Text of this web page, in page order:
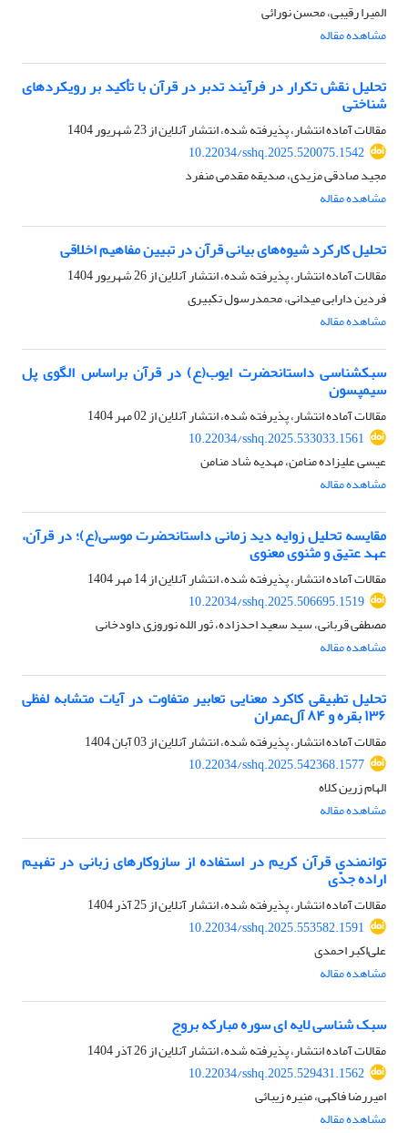
المیرا رقیبی، محسن نورائی
مشاهده مقاله
تحلیل نقش تکرار در فرآیند تدبر در قرآن با تأکید بر رویکردهای
شناختی
مقالات آماده انتشار، پذیرفته شده، انتشار آنلاین از23 شهریور 1404
10.22034/sshq.2025.520075.1542
مجید صادقی مزیدی، صدیقه مقدمی منفرد
مشاهده مقاله
تحلیل کارکرد شیوه‌های بیانی قرآن در تبیین مفاهیم اخلاقی
مقالات آماده انتشار، پذیرفته شده، انتشار آنلاین از26 شهریور 1404
فردین دارابی میدانی، محمدرسول تکبیری
مشاهده مقاله
سبک‏شناسی داستان‏حضرت ایوب(ع) در قرآن براساس الگوی پل
سیمپسون
مقالات آماده انتشار، پذیرفته شده، انتشار آنلاین از02 مهر 1404
10.22034/sshq.2025.533033.1561
عیسی علیزاده منامن، مهدیه شاد منامن
مشاهده مقاله
مقایسه تحلیل زوایه دید زمانی داستان‏حضرت موسی(ع)؛ در قرآن،
عهد عتیق و مثنوی معنوی
مقالات آماده انتشار، پذیرفته شده، انتشار آنلاین از14 مهر 1404
10.22034/sshq.2025.506695.1519
مصطفی قربانی، سید سعید احدزاده، ثور الله نوروزی داودخانی
مشاهده مقاله
تحلیل تطبیقی کاکرد معنایی تعابیر متفاوت در آیات متشابه لفظی
۱۳۶ بقره و ۸۴ آل‌عمران
مقالات آماده انتشار، پذیرفته شده، انتشار آنلاین از03 آبان 1404
10.22034/sshq.2025.542368.1577
الهام زرین کلاه
مشاهده مقاله
توانمندی قرآن کریم در استفاده از سازوکارهای زبانی در تفهیم
اراده جدّی
مقالات آماده انتشار، پذیرفته شده، انتشار آنلاین از25 آذر 1404
10.22034/sshq.2025.553582.1591
علی‌اکبر احمدی
مشاهده مقاله
سبک شناسی لایه ای سوره مبارکه بروج
مقالات آماده انتشار، پذیرفته شده، انتشار آنلاین از26 آذر 1404
10.22034/sshq.2025.529431.1562
امیررضا فاکهی، منیره زیبائی
مشاهده مقاله